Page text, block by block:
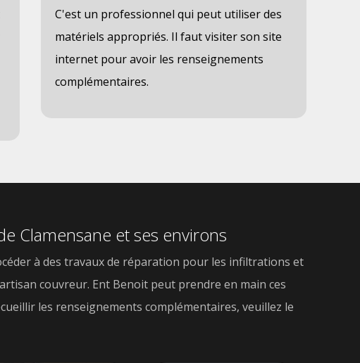
C'est un professionnel qui peut utiliser des
matériels appropriés. Il faut visiter son site
internet pour avoir les renseignements
complémentaires.
Clamensane et ses environs
à des travaux de réparation pour les infiltrations et
couvreur. Ent Benoit peut prendre en main ces
les renseignements complémentaires, veuillez le